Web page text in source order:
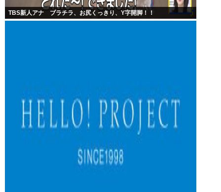
TBS新人アナ ブラチラ、お尻くっきり、Y字開脚！！